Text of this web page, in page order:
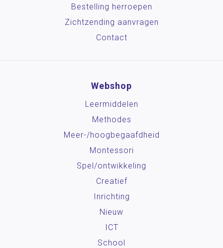
Bestelling herroepen
Zichtzending aanvragen
Contact
Webshop
Leermiddelen
Methodes
Meer-/hoog­begaafdheid
Montessori
Spel/ontwikkeling
Creatief
Inrichting
Nieuw
ICT
School